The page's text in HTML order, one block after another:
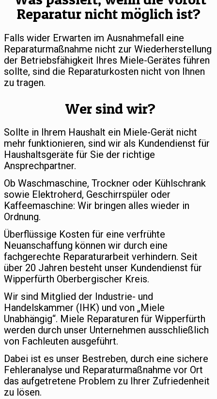
Reparatur nicht möglich ist?
Falls wider Erwarten im Ausnahmefall eine
Reparaturmaßnahme nicht zur Wiederherstellung
der Betriebsfähigkeit Ihres Miele-Gerätes führen
sollte, sind die Reparaturkosten nicht von Ihnen
zu tragen.
Wer sind wir?
Sollte in Ihrem Haushalt ein Miele-Gerät nicht
mehr funktionieren, sind wir als Kundendienst für
Haushaltsgeräte für Sie der richtige
Ansprechpartner.
Ob Waschmaschine, Trockner oder Kühlschrank
sowie Elektroherd, Geschirrspüler oder
Kaffeemaschine: Wir bringen alles wieder in
Ordnung.
Überflüssige Kosten für eine verfrühte
Neuanschaffung können wir durch eine
fachgerechte Reparaturarbeit verhindern. Seit
über 20 Jahren besteht unser Kundendienst für
Wipperfürth Oberbergischer Kreis.
Wir sind Mitglied der Industrie- und
Handelskammer (IHK) und von „Miele
Unabhängig“. Miele Reparaturen für Wipperfürth
werden durch unser Unternehmen ausschließlich
von Fachleuten ausgeführt.
Dabei ist es unser Bestreben, durch eine sichere
Fehleranalyse und Reparaturmaßnahme vor Ort
das aufgetretene Problem zu Ihrer Zufriedenheit
zu lösen.